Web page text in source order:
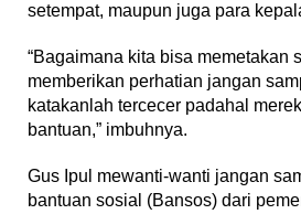
setempat, maupun juga para
“Bagaimana kita bisa memetakan
memberikan perhatian jangan
katakanlah tercecer padahal
bantuan,” imbuhnya.
Gus Ipul mewanti-wanti jangan
bantuan sosial (Bansos) dari